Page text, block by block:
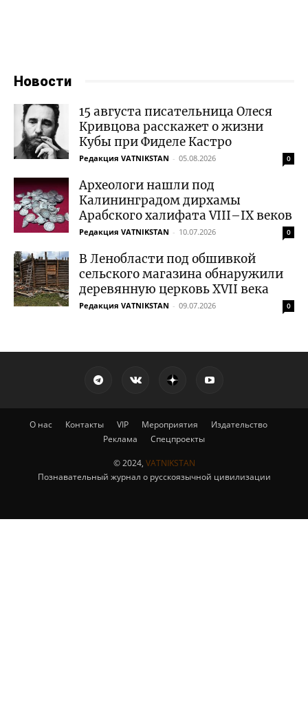
Новости
15 августа писательница Олеся
Кривцова расскажет о жизни
Кубы при Фиделе Кастро
Редакция VATNIKSTAN - 05.08.2026 0
Археологи нашли под
Калининградом дирхамы
Арабского халифата VIII–IX веков
Редакция VATNIKSTAN - 10.07.2026 0
В Ленобласти под обшивкой
сельского магазина обнаружили
деревянную церковь XVII века
Редакция VATNIKSTAN - 09.07.2026 0
О нас Контакты VIP Мероприятия
Издательство
Реклама
Спецпроекты
© 2024, VATNIKSTAN
Познавательный журнал о русскоязычной цивилизации